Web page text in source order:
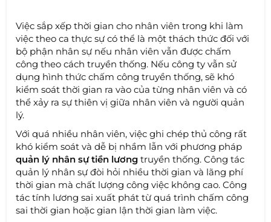
Việc sắp xếp thời gian cho nhân viên trong khi làm
việc theo ca thực sự có thể là một thách thức đối với
bộ phận nhân sự nếu nhân viên vẫn được chấm
công theo cách truyền thống. Nếu công ty vẫn sử
dụng hình thức chấm công truyền thống, sẽ khó
kiểm soát thời gian ra vào của từng nhân viên và có
thể xảy ra sự thiên vị giữa nhân viên và người quản
lý.
Với quá nhiều nhân viên, việc ghi chép thủ công rất
khó kiểm soát và dễ bị nhầm lẫn với phương pháp
quản lý nhân sự tiền lương truyền thống. Công tác
quản lý nhân sự đòi hỏi nhiều thời gian và lãng phí
thời gian mà chất lượng công việc không cao. Công
tác tính lương sai xuất phát từ quá trình chấm công
sai thời gian hoặc gian lận thời gian làm việc.